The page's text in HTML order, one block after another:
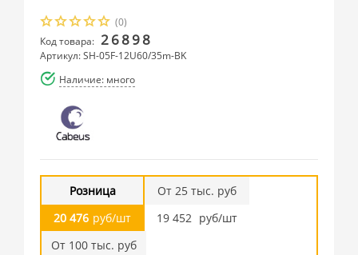
(0)
Код товара: 26898
Артикул: SH-05F-12U60/35m-BK
Наличие: много
Розница
20 476 руб/шт
От 25 тыс. руб
19 452 руб/шт
От 100 тыс. руб